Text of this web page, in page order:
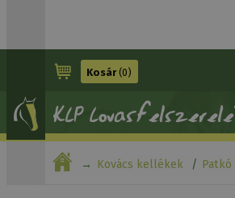
Kosár(0)
Kovács kellékek Patkó